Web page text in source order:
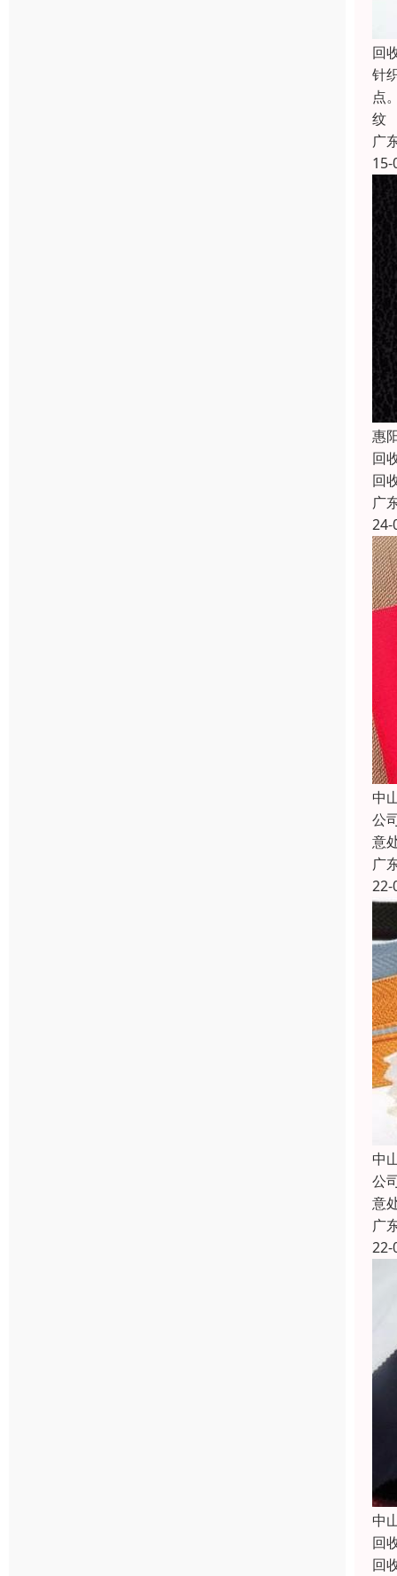
回
针
点
纹
广
15-
惠
回
回
广
24-
中
公
意
广
22-
中
公
意
广
22-
中
回
回